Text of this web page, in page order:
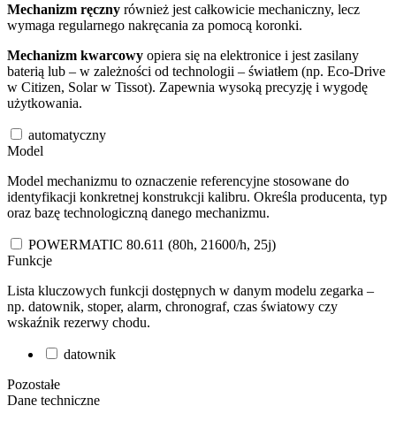
Mechanizm ręczny również jest całkowicie mechaniczny, lecz
wymaga regularnego nakręcania za pomocą koronki.
Mechanizm kwarcowy opiera się na elektronice i jest zasilany
baterią lub – w zależności od technologii – światłem (np. Eco-Drive
w Citizen, Solar w Tissot). Zapewnia wysoką precyzję i wygodę
użytkowania.
automatyczny
Model
Model mechanizmu to oznaczenie referencyjne stosowane do
identyfikacji konkretnej konstrukcji kalibru. Określa producenta, typ
oraz bazę technologiczną danego mechanizmu.
POWERMATIC 80.611 (80h, 21600/h, 25j)
Funkcje
Lista kluczowych funkcji dostępnych w danym modelu zegarka –
np. datownik, stoper, alarm, chronograf, czas światowy czy
wskaźnik rezerwy chodu.
datownik
Pozostałe
Dane techniczne